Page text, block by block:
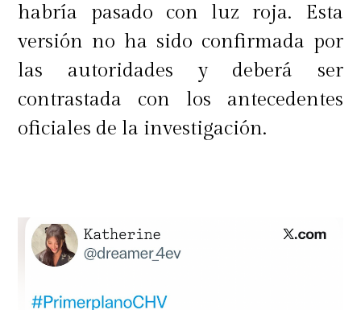
habría pasado con luz roja. Esta
versión no ha sido confirmada por
las autoridades y deberá ser
contrastada con los antecedentes
oficiales de la investigación.